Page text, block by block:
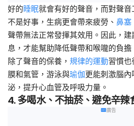
好的睡眠就會有好的聲音，而對聲音
不是好事，生病更會帶來疲勞、 鼻塞
聲帶無法正常發揮其效用。因此，
息，才能幫助降低聲帶和喉嚨的負擔
除了聲音的保養， 規律的運動習慣也
膜和氣管，游泳與瑜伽更能刺激腦
泌，提升心血管及呼吸力量。
4. 多喝水、不抽菸、避免辛辣
廣告